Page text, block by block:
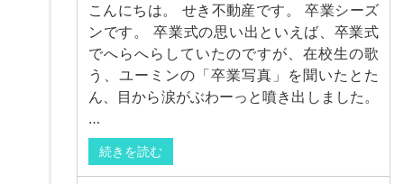
こんにちは。 せき不動産です。 卒業シーズ
ンです。 卒業式の思い出といえば、卒業式
でへらへらしていたのですが、在校生の歌
う、ユーミンの「卒業写真」を聞いたとた
ん、目から涙がぶわーっと噴き出しました。
…
続きを読む